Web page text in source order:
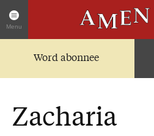
Menu
Word abonnee
Artikelen
Zoek in alle artikelen
Zacharia